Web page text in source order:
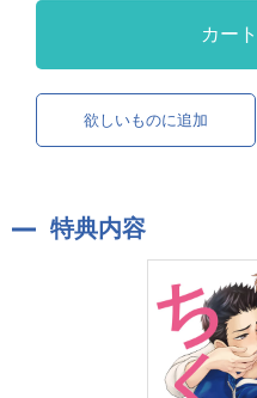
カー
欲しいものに追加
特典内容